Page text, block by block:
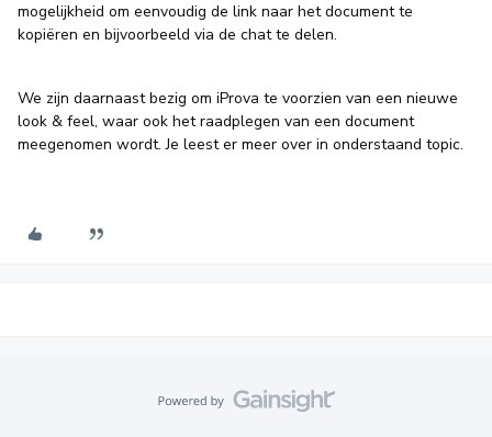
mogelijkheid om eenvoudig de link naar het document te
kopiëren en bijvoorbeeld via de chat te delen.
We zijn daarnaast bezig om iProva te voorzien van een nieuwe
look & feel, waar ook het raadplegen van een document
meegenomen wordt. Je leest er meer over in onderstaand topic.